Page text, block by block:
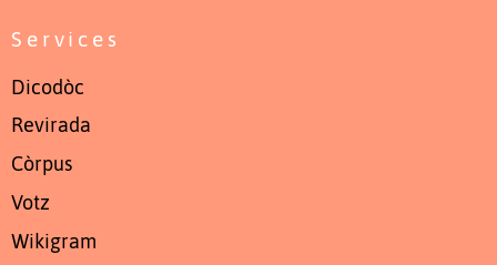
Services
Dicodòc
Revirada
Còrpus
Votz
Wikigram